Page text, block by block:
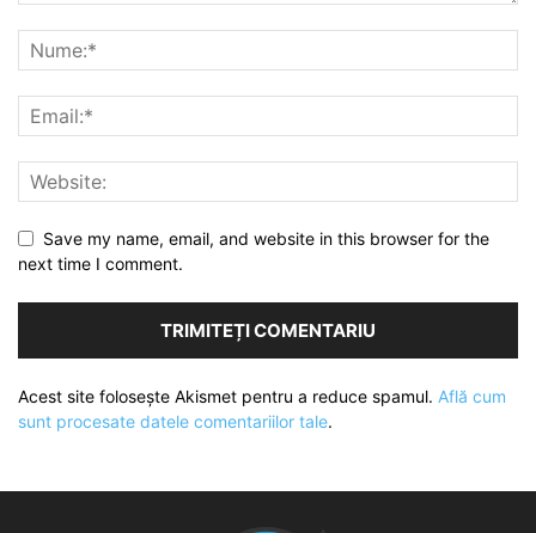
Save my name, email, and website in this browser for the
next time I comment.
Acest site folosește Akismet pentru a reduce spamul. Află cum
sunt procesate datele comentariilor tale.